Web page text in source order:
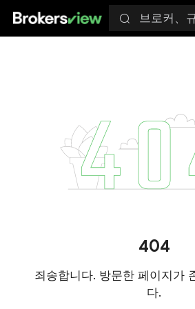
브로커、
404
죄송합니다. 방문한 페이지가
다.